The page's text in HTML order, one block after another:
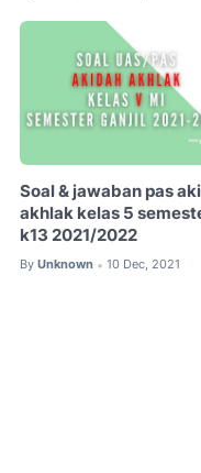
Soal & jawaban pas
akhlak kelas 5
k13 2021/2022
By Unknown • 10 Dec, 2021